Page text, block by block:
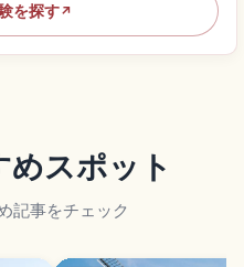
を探す↗
スポット
記事をチェック